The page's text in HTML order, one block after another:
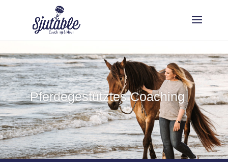
Pferdegestütztes Coaching